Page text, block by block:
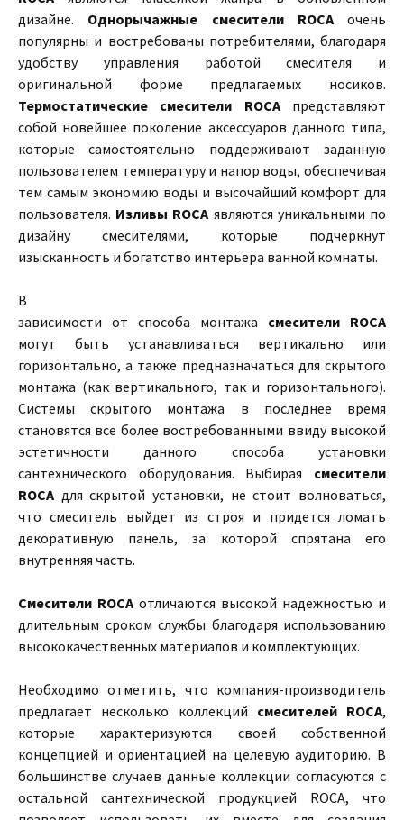
дизайне. Однорычажные смесители ROCAочень
популярны и востребованы потребителями, благодаря
удобству управления работой смесителя и
оригинальной форме предлагаемых носиков.
Термостатические смесители ROCAпредставляют
собой новейшее поколение аксессуаров данного типа,
которые самостоятельно поддерживают заданную
пользователем температуру и напор воды, обеспечивая
тем самым экономию воды и высочайший комфорт для
пользователя. Изливы ROCAявляются уникальными по
дизайну смесителями, которые подчеркнут
изысканность и богатство интерьера ванной комнаты.
В
зависимости от способа монтажа смесители ROCA
могут быть устанавливаться вертикально или
горизонтально, а также предназначаться для скрытого
монтажа (как вертикального, так и горизонтального).
Системы скрытого монтажа в последнее время
становятся все более востребованными ввиду высокой
эстетичности данного способа установки
сантехнического оборудования. Выбирая смесители
ROCAдля скрытой установки, не стоит волноваться,
что смеситель выйдет из строя и придется ломать
декоративную панель, за которой спрятана его
внутренняя часть.
Смесители ROCAотличаются высокой надежностью и
длительным сроком службы благодаря использованию
высококачественных материалов и комплектующих.
Необходимо отметить, что компания-производитель
предлагает несколько коллекций смесителей ROCA,
которые характеризуются своей собственной
концепцией и ориентацией на целевую аудиторию. В
большинстве случаев данные коллекции согласуются с
остальной сантехнической продукцией ROCA, что